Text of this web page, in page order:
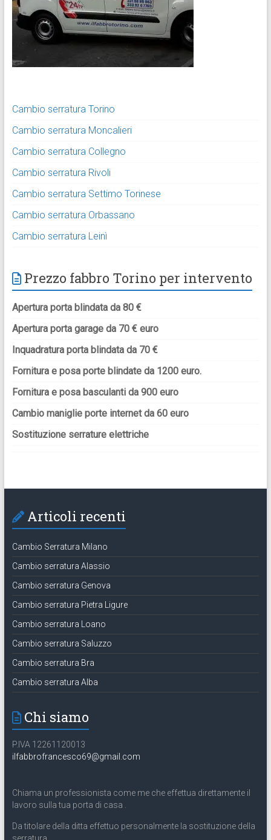
Cambio serratura Torino
Cambio serratura Moncalieri
Cambio serratura Collegno
Cambio serratura Rivoli
Cambio serratura Settimo Torinese
Cambio serratura Orbassano
Cambio serratura Leinì
Prezzo fabbro Torino per intervento
Apertura porta blindata da 80 €
Apertura porta garage da 70 € euro
Inquadratura porta blindata da 70 €
Fornitura e posa porte blindate da 1200 euro.
Fornitura e posa basculanti da 900 euro
Cambio maniglie porte internet da 60 euro
Sostituzione serrature elettriche
Articoli recenti
Cambio Serratura Milano
Cambio serratura Alassio
Cambio serratura Genova
Cambio serratura Pietra Ligure
Cambio serratura Loano
Cambio serratura Saluzzo
Cambio serratura Bra
Cambio serratura Alba
Chi siamo
P.IVA 12261120013
ilfabbrofrancesco69@gmail.com
Chiama un professionista come me che effettua direttamente il
lavoro sulla tua porta di casa .
Da titolare della ditta effettuo personalmente la sostituzione della